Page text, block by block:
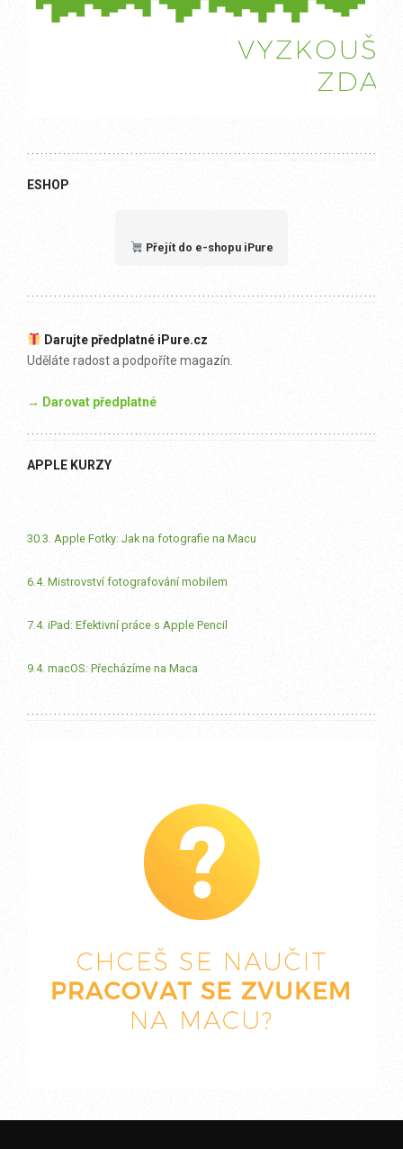
ESHOP
Přejít do e-shopu iPure
Darujte předplatné iPure.cz
Uděláte radost a podpoříte magazín.
→ Darovat předplatné
APPLE KURZY
30.3. Apple Fotky: Jak na fotografie na Macu
6.4. Mistrovství fotografování mobilem
7.4. iPad: Efektivní práce s Apple Pencil
9.4. macOS: Přecházíme na Maca